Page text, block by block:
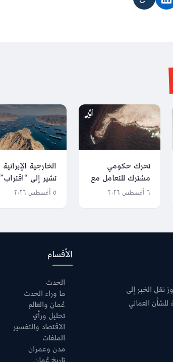
تحرك حكومي
مشترك للتعامل مع
جنوح سفينة قبالة
٦ أغسطس ٢٠٢٦
الخارجية الإيرانية
تشير إلى “اقتراب”
الصيغة النهائية من
٥ أغسطس ٢٠٢٦
نقل الخبر إلى
العماني
الأقسام
الحدث
ما وراء الحدث
عُمان والعالم
تحليل ورأي
الاقتصاد والتفسير
الملفات
مدن وعمران